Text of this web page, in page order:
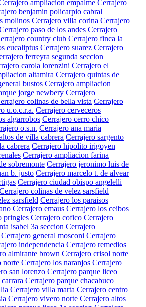
ampliacion empalme Cerrajero
benjamin policarpio cabral
molinos Cerrajero villa corina Cerrajero
Cerrajero paso de los andes Cerrajero
country club Cerrajero finca la
eucaliptus Cerrajero suarez Cerrajero
ferreyra segunda seccion
carola lorenzini Cerrajero el
altamira Cerrajero quintas de
bustos Cerrajero ampliacion
jorge newbery Cerrajero
colinas de bella vista Cerrajero
u.o.c.r.a. Cerrajero cerveceros
algarrobos Cerrajero cerro chico
o.s.n. Cerrajero ana maria
de villa cabrera Cerrajero sargento
cabrera Cerrajero hipolito irigoyen
Cerrajero ampliacion farina
sobremonte Cerrajero jeronimo luis de
b. justo Cerrajero marcelo t. de alvear
Cerrajero ciudad obispo angelelli
Cerrajero colinas de velez sarsfield
sarsfield Cerrajero los paraisos
Cerrajero emaus Cerrajero los ceibos
pringles Cerrajero cofico Cerrajero
isabel 3a seccion Cerrajero
Cerrajero general mosconi Cerrajero
independencia Cerrajero remedios
almirante brown Cerrajero crisol norte
norte Cerrajero los naranjos Cerrajero
san lorenzo Cerrajero parque liceo
Cerrajero parque chacabuco
Cerrajero villa marta Cerrajero centro
Cerrajero vivero norte Cerrajero altos